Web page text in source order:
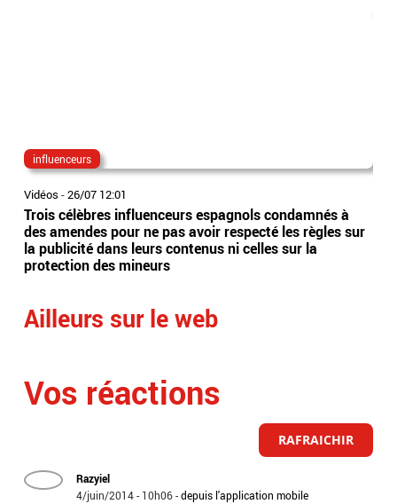
influenceurs
Vidéos -26/07 12:01
Trois célèbres influenceurs espagnols condamnés à
des amendes pour ne pas avoir respecté les règles sur
la publicité dans leurs contenus ni celles sur la
protection des mineurs
Ailleurs sur le web
Vos réactions
RAFRAICHIR
Razyiel
4/juin/2014 - 10h06-depuis l'application mobile